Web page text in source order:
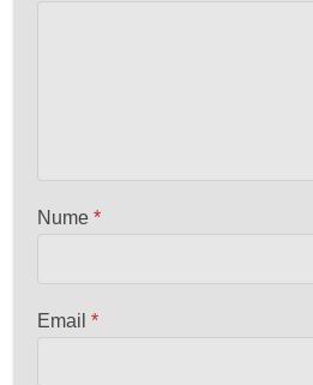
Nume*
Email*